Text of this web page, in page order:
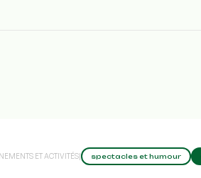
ET ACTIVITÉS| spectacles et humour